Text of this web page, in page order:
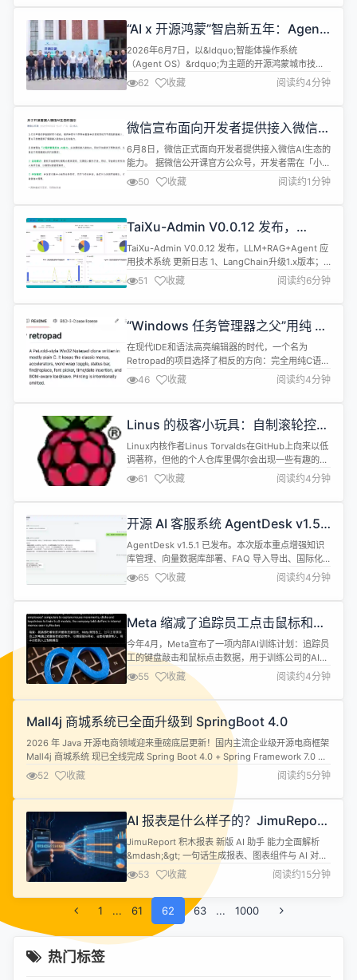
“AI x 开源鸿蒙”智启新五年：Agent
OS 从概念走向系统，从系统走向生
态
2026年6月7日，以&ldquo;智能体操作系统
（Agent OS）&rdquo;为主题的开源鸿蒙城市技术
论坛上海站在上海交通大学举行。本次活动汇聚高校
与产业界代表，邀请来自上海交通大学、复旦大学等
多所高校的教授以及华为等头部企业一线研发专家，
度交流，共同探讨智能体系统面临的机遇、未来发展
方向及关键挑战，重点剖...
62 收藏 阅读约4分钟
微信宣布面向开发者提供接入微信
AI 生态的能力
6月8日，微信正式面向开发者提供接入微信AI生态的
能力。 据微信公开课官方公众号，开发者需在「小程
序管理后台-AI能力」主动授权接入微信AI。同时，
平台提供了自动模式与开发模式两种接入选项，以满
足不同规模团队的开发需求。 自动模式需授权平台提
分析开发者的小程序页面，让微信AI能直接操作 开发
模式中，开发者可基于小...
50 收藏 阅读约1分钟
TaiXu-Admin V0.0.12 发布，
LLM+RAG+Agent 应用技术系统
TaiXu-Admin V0.0.12 发布，LLM+RAG+Agent 应
用技术系统 更新日志 1、LangChain升级1.x版本；
2、适配 poetry 安装依赖； 3、文件结构规整； 4、
网络模型与 Ollama 模型的适配； 5、RAG、Agent
等异常处理； 系统介绍 TaiXu-Admin 是 AI 技术集
51 收藏 阅读约6分钟
“Windows 任务管理器之父”用纯 C
手搓了一个文本编辑器，致敬经典
Petzold 编程风格
在现代IDE和语法高亮编辑器的时代，一个名为
Retropad的项目选择了相反的方向：完全用纯C语言
重写一个Windows记事本。这个项目由
&ldquo;Windows任务管理器之父&rdquo;Dave W.
Plummer创造，目标非常明确&mdash;&mdash;在
Windows记事本的每一个功能。该软件体积仅为...
46 收藏 阅读约4分钟
Linus 的极客小玩具：自制滚轮控制
器，用 RP2350 实现音量控制
Linux内核作者Linus Torvalds在GitHub上向来以低
调著称，但他的个人仓库里偶尔会出现一些有趣的项
目。最近曝光的ScrollWheel就是一个典型的例子：
这是一个基于RP2350（树莓派Pico 2）芯片的极客
小制作，功能是做一个滚轮控制器
ScrollWheel的技术实现相当硬核。项...
61 收藏 阅读约4分钟
开源 AI 客服系统 AgentDesk v1.5.1
版本发布
AgentDesk v1.5.1 已发布。本次版本重点增强知识
库管理、向量数据库部署、FAQ 导入导出、国际化
错误提示和构建部署体验，适合正在使用
AgentDesk 搭建企业 AI 客服、知识库问答和智能服
务工作台的团队升级。 AgentDesk 是一套面向企业
接待、人工协同处理、复杂问题转工单」设计，...
65 收藏 阅读约4分钟
Meta 缩减了追踪员工点击鼠标和键
盘输入行为以训练 AI 的计划
今年4月，Meta宣布了一项内部AI训练计划：追踪员
工的键盘敲击和鼠标点击数据，用于训练公司的AI模
型。这项名为&quot;模型能力计划&quot;（Model
Capability Initiative，简称MCI）的工具引发了内部
强烈反弹。如今，根据路透社看到的内部备忘录，
Meta决定缩减这一计划的覆盖范围
&mdash;&mdash;员工现在每天可以申请...
55 收藏 阅读约4分钟
Mall4j 商城系统已全面升级到 SpringBoot 4.0
2026 年 Java 开源电商领域迎来重磅底层更新！国内主流企业级开源电商框架
Mall4j 商城系统 现已全线完成 Spring Boot 4.0 + Spring Framework 7.0 底
层升级，彻底告别旧版低版本框架架构，实现性能、并发、安全、扩展性全方
位跃升，成为目前市面少数基于 SpringBoot4.0 构建的商用级开源电商系统。
本次升...
52 收藏 阅读约5分钟
AI 报表是什么样子的？JimuReport
积木报表迎来 AI 真正的升级
JimuReport 积木报表 新版 AI 助手 能力全面解析
&mdash;&gt; 一句话生成报表、图表组件与 AI 对话
式修改。 引言 报表开发最大的痛点是什么？耗时。
建数据集、拖字段、调格式、配分组、写合计公式
&hellip;&hellip; 一张看起来简单的报表，没个把小
时下不来。需求方一句 &quot;帮我做个销售报表
&quot;，背后是大量重复...
53 收藏 阅读约15分钟
1 ... 61 62 63 ... 1000
热门标签